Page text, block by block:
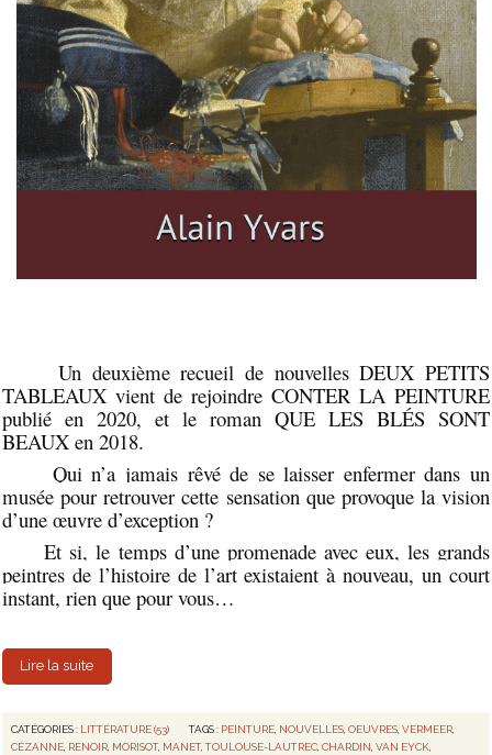
Un deuxième recueil de nouvelles DEUX PETITS
TABLEAUX vient de rejoindre CONTER LA PEINTURE
publié en 2020, et le roman QUE LES BLÉS SONT
BEAUX en 2018.
Qui n’a jamais rêvé de se laisser enfermer dans un
musée pour retrouver cette sensation que provoque la vision
d’une œuvre d’exception ?
Et si, le temps d’une promenade avec eux, les grands
peintres de l’histoire de l’art existaient à nouveau, un court
instant, rien que pour vous…
Lire la suite
CATÉGORIES : LITTÉRATURE (53) TAGS : PEINTURE NOUVELLES ,OEUVRES ,VERMEER
CÉZANNE RENOIR MORISOT, MANET,TOULOUSE-LAUTREC ,CHARDIN ,VAN EYCK